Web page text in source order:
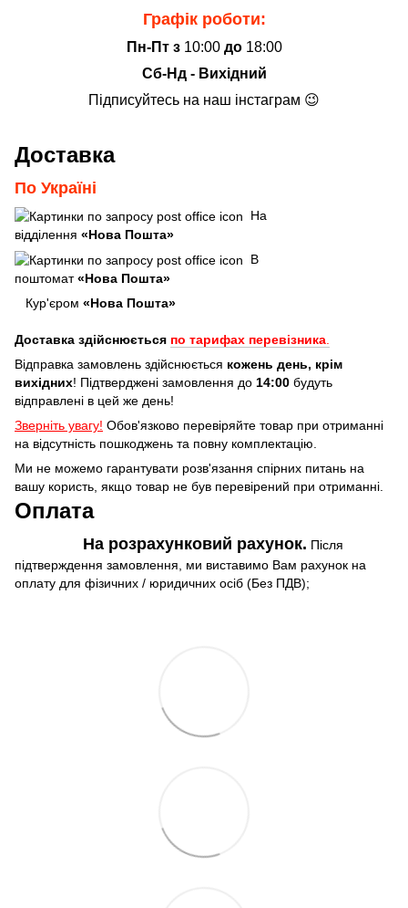
Графік роботи:
Пн-Пт з 10:00до 18:00
Сб-Нд - Вихідний
Підписуйтесь на наш інстаграм 😉
Доставка
По Україні
На
відділення «Нова Пошта»
В
поштомат«Нова Пошта»
Кур'єром «Нова Пошта»
Доставка здійснюється по тарифах перевізника
Відправка замовлень здійснюється кожень день, крім
вихідних! Підтверджені замовлення до 14:00 будуть
відправлені в цей же день!
Зверніть увагу! Обов'язково перевіряйте товар при отриманні
на відсутність пошкоджень та повну комплектацію.
Ми не можемо гарантувати розв'язання спірних питань на
вашу користь, якщо товар не був перевірений при отриманні.
Оплата
На розрахунковий рахунок. Після
підтверждення замовлення, ми виставимо Вам рахунок на
оплату для фізичних / юридичних осіб (Без ПДВ);